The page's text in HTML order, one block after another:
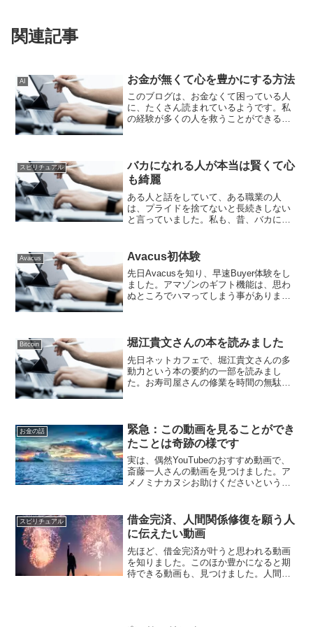
関連記事
AI お金が無くて心を豊かにする方法
このブログは、お金なくて困っている人
に、たくさん読まれているようです。私
の経験が多くの人を救うことができるよ
に感謝しているからです。...
スピリチュアル
バカになれる人が本当は賢くて心
も綺麗
ある人と話をしていて、ある職業の人
は、プライドを捨てないと長続きしない
と言っていました。私も、昔、バカにな
れる本人は、プライドを意識していない
と思います。本人は、自尊心...
Avacus Avacus初体験
先日Avacusを知り、早速Buyer体験をし
ました。アマゾンのギフト機能は、思わ
ぬところでハマってしまう事がありま
しょう。本名が思わ...
Bitcoin 堀江貴文さんの本を読みました
先日ネットカフェで、堀江貴文さんの多
動力という本の要約の一部を読みまし
た。お寿司屋さんの修業を時間の無駄と
で、時間をかけて師匠や親方...
お金の話
緊急：この動画を見ることができ
たことは奇跡の様です
実は、偶然YouTubeのおすすめ動画で、
斎藤一人さんの動画を見つけました。ア
メノミナカヌシお助けくださいというキ
会ったのも、何かの縁だと思います。
Twitterで投稿...
スピリチュアル
借金完済、人間関係修復を願う人
に伝えたい動画
先ほど、借金完済が叶うと思われる動画
を知りました。このほか豊かになると期
待できる動画も、見つけました。人間関